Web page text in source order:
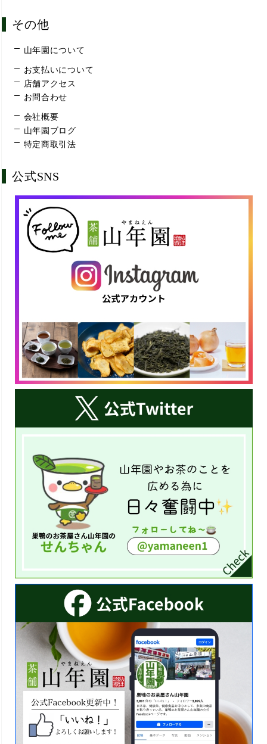
その他
山年園について
お支払いについて
店舗アクセス
お問合わせ
会社概要
山年園ブログ
特定商取引法
公式SNS